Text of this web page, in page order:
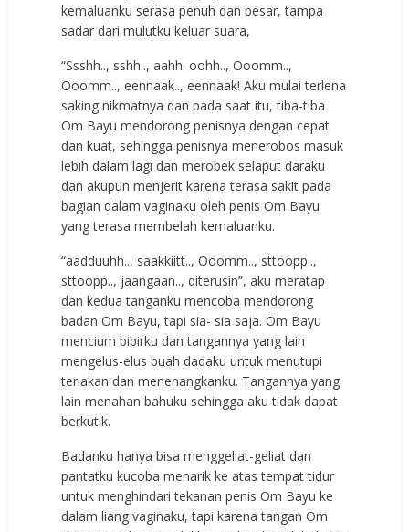
kemaluanku serasa penuh dan besar, tampa
sadar dari mulutku keluar suara,
“Ssshh.., sshh.., aahh. oohh.., Ooomm..,
Ooomm.., eennaak.., eennaak! Aku mulai terlena
saking nikmatnya dan pada saat itu, tiba-tiba
Om Bayu mendorong penisnya dengan cepat
dan kuat, sehingga penisnya menerobos masuk
lebih dalam lagi dan merobek selaput daraku
dan akupun menjerit karena terasa sakit pada
bagian dalam vaginaku oleh penis Om Bayu
yang terasa membelah kemaluanku.
“aadduuhh.., saakkiitt.., Ooomm.., sttoopp..,
sttoopp.., jaangaan.., diterusin”, aku meratap
dan kedua tanganku mencoba mendorong
badan Om Bayu, tapi sia- sia saja. Om Bayu
mencium bibirku dan tangannya yang lain
mengelus-elus buah dadaku untuk menutupi
teriakan dan menenangkanku. Tangannya yang
lain menahan bahuku sehingga aku tidak dapat
berkutik.
Badanku hanya bisa menggeliat-geliat dan
pantatku kucoba menarik ke atas tempat tidur
untuk menghindari tekanan penis Om Bayu ke
dalam liang vaginaku, tapi karena tangan Om